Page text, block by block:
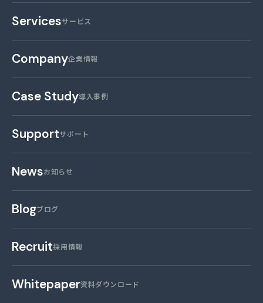
Servicesサービス
Company企業情報
Case Study導入事例
Supportサポート
Newsお知らせ
Blogブログ
Recruit採用情報
Whitepaper資料ダウンロード